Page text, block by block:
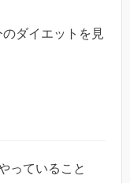
ダイエットを見
っていること